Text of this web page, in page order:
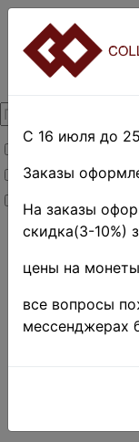
Товары со
Товары в
Новинки
С 16 июля до
Заказы
На заказы
скидка(3-10%)
цены на
все вопросы
мессенджерах